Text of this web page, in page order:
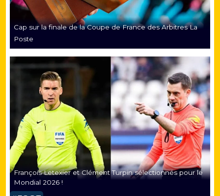
Cap sur la finale de la Coupe de France des Arbitres La
Poste
François Letexier et Clément Turpin sélectionnés pour le
Mondial 2026 !